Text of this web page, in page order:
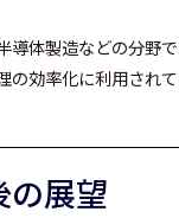
体製造などの分野
効率化に利用されて
の展望